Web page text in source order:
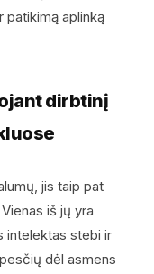
patikimą aplinką
dirbtinį
jis taip pat
iš jų yra
intelektas stebi ir
dėl asmens